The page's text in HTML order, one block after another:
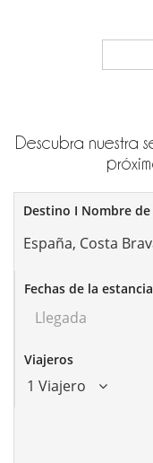
Descubra nuestra
Destino I Nombre
Fechas de la estancia
Viajeros
1 Viajero